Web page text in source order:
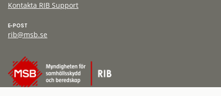
Kontakta RIB Support
E-POST
rib@msb.se